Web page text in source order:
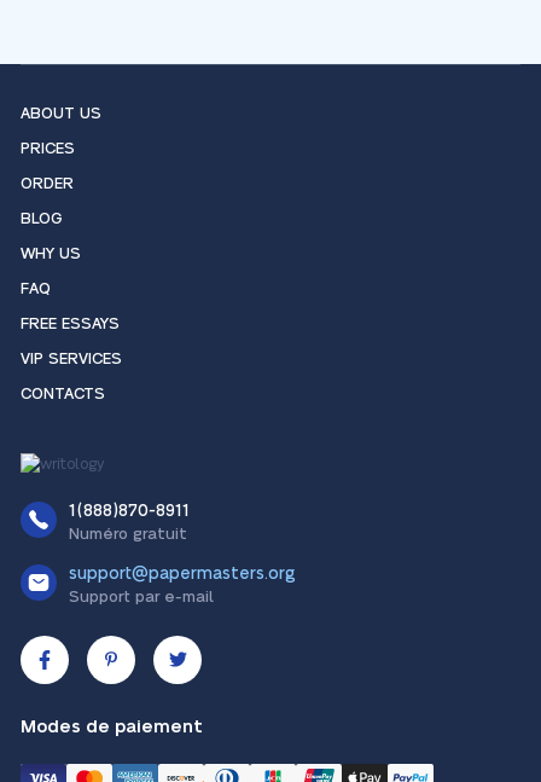
ABOUT US
PRICES
ORDER
BLOG
WHY US
FAQ
FREE ESSAYS
VIP SERVICES
CONTACTS
1(888)870-8911
Numéro gratuit
support@papermasters.org
Support par e-mail
Modes de paiement